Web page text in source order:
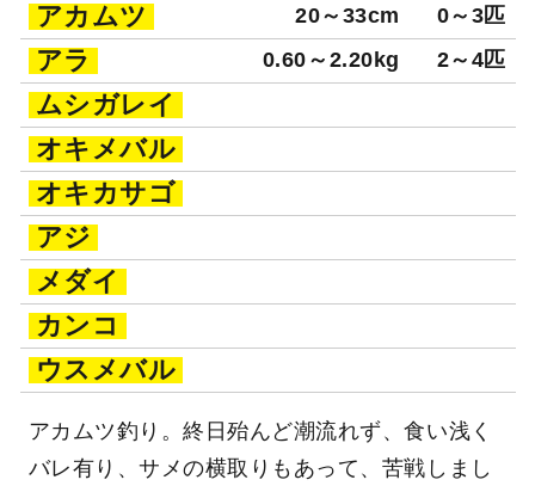
アカムツ 20～33cm 0～3匹
アラ 0.60～2.20kg 2～4匹
ムシガレイ
オキメバル
オキカサゴ
アジ
メダイ
カンコ
ウスメバル
アカムツ釣り。終日殆んど潮流れず、食い浅く
バレ有り、サメの横取りもあって、苦戦しまし